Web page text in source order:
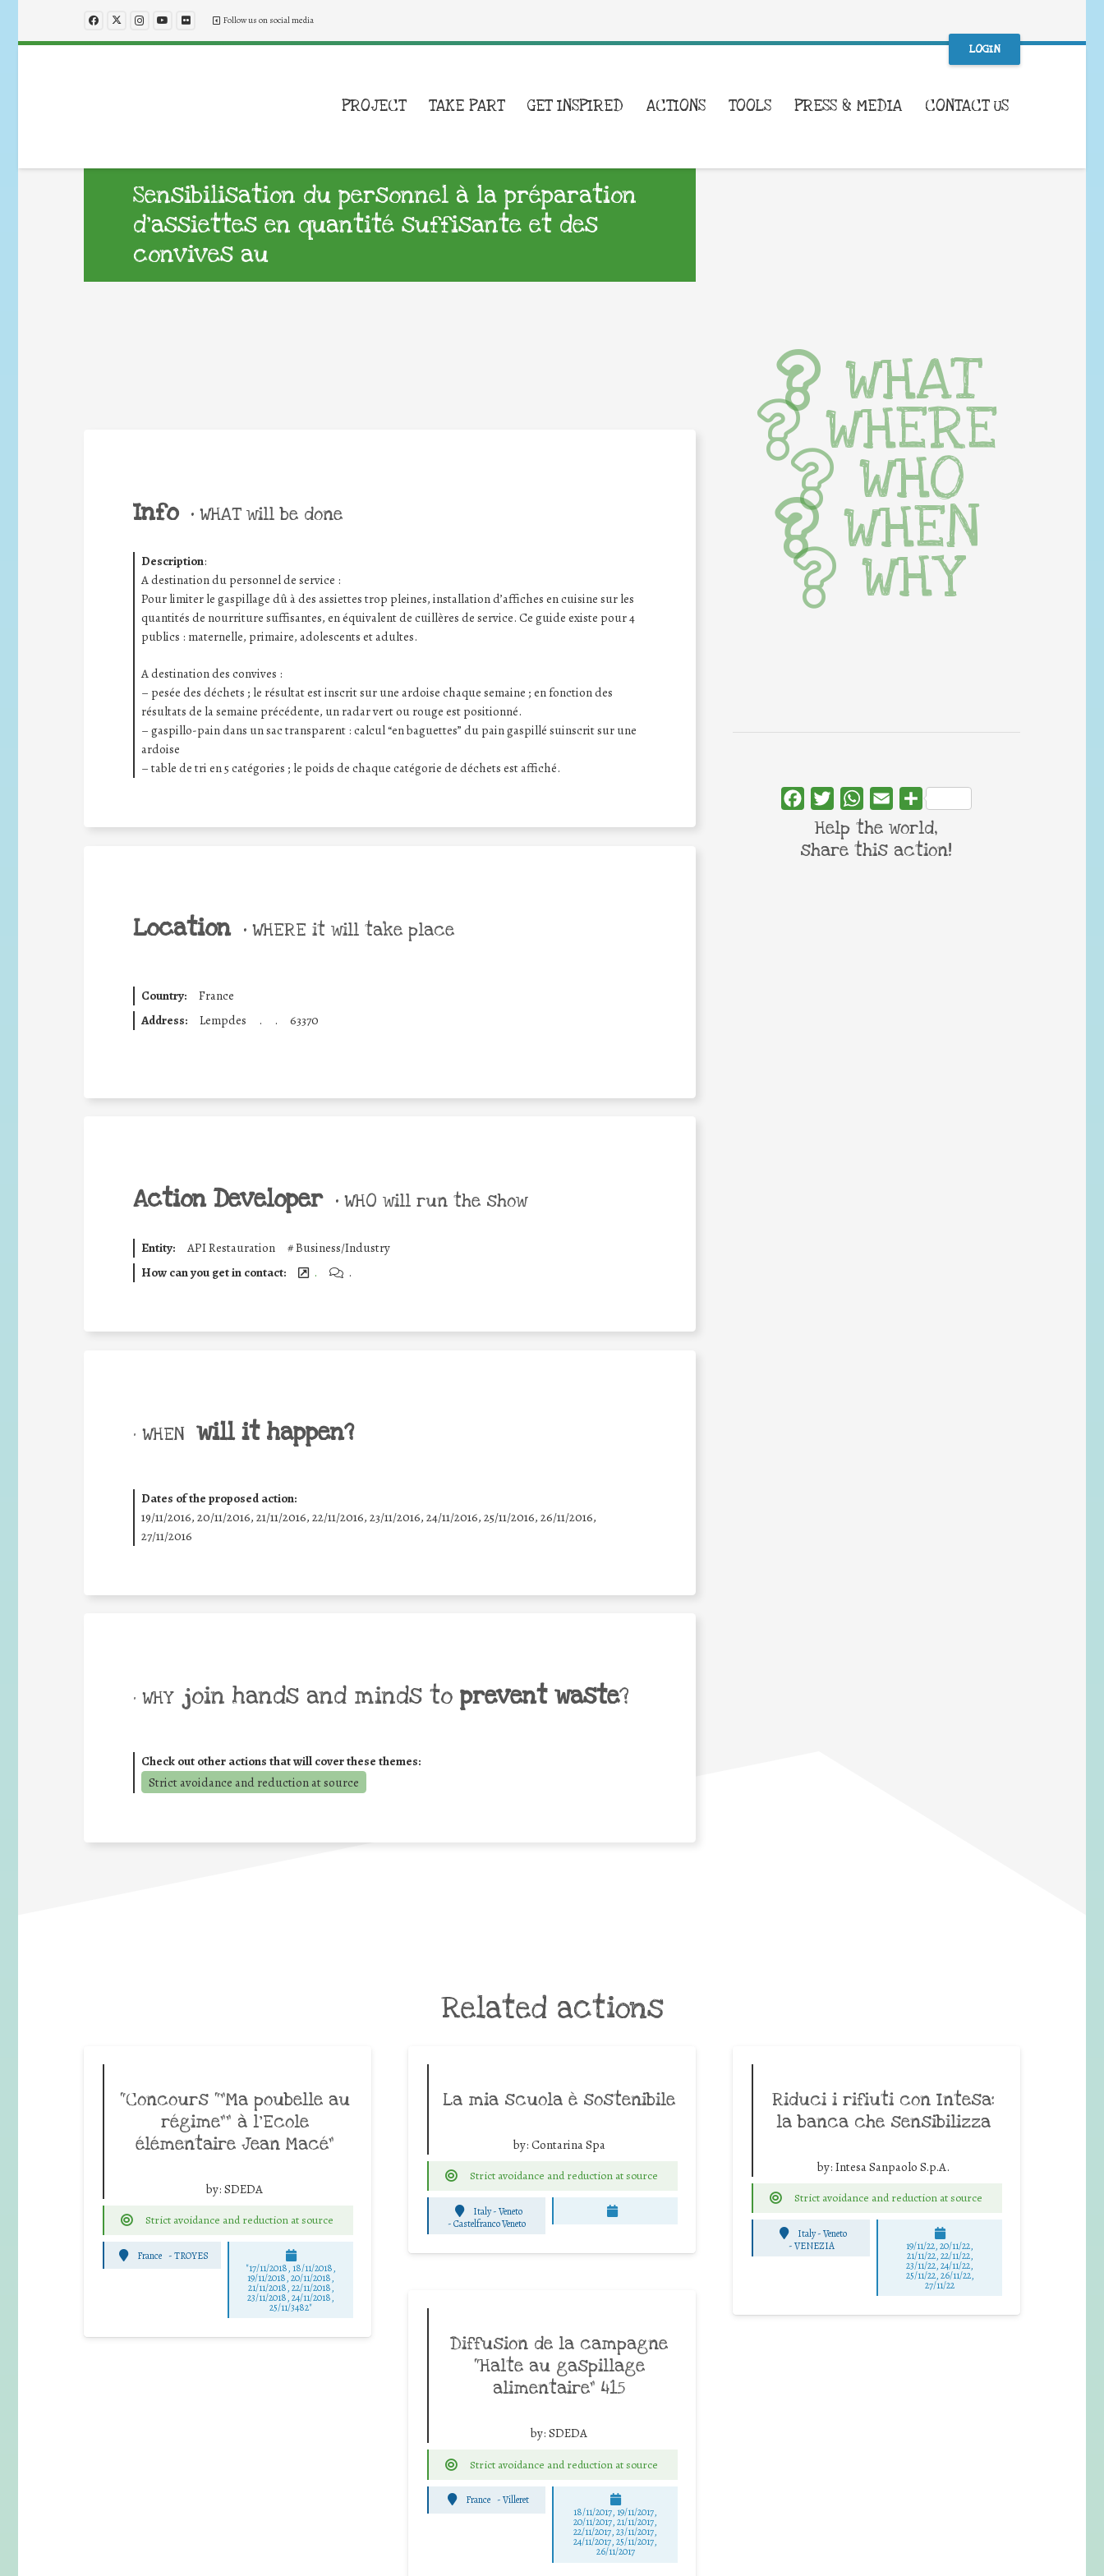
Follow us on social media
LOGIN
PROJECT TAKE PART GET INSPIRED ACTIONS TOOLS PRESS & MEDIA CONTACT US
Sensibilisation du personnel à la préparation
d’assiettes en quantité suffisante et des
convives au
Info • WHAT will be done
Description:
A destination du personnel de service :
Pour limiter le gaspillage dû à des assiettes trop pleines, installation d’affiches en cuisine sur les
quantités de nourriture suffisantes, en équivalent de cuillères de service. Ce guide existe pour 4
publics : maternelle, primaire, adolescents et adultes.
A destination des convives :
– pesée des déchets ; le résultat est inscrit sur une ardoise chaque semaine ; en fonction des
résultats de la semaine précédente, un radar vert ou rouge est positionné.
– gaspillo-pain dans un sac transparent : calcul “en baguettes” du pain gaspillé suinscrit sur une
ardoise
– table de tri en 5 catégories ; le poids de chaque catégorie de déchets est affiché.
Location • WHERE it will take place
Country:
France
Address:
Lempdes . . 63370
Action Developer • WHO will run the show
Entity: API Restauration #Business/Industry
How can you get in contact:
. .
• WHEN will it happen?
Dates of the proposed action:
19/11/2016, 20/11/2016, 21/11/2016, 22/11/2016, 23/11/2016, 24/11/2016, 25/11/2016, 26/11/2016,
27/11/2016
• WHY join hands and minds to prevent waste?
Check out other actions that will cover these themes:
Strict avoidance and reduction at source
WHAT
WHERE
WHO
WHEN
WHY
FacebookTwitterWhatsApp
Email Share
Help the world,
share this action!
Related actions
“Concours “”Ma poubelle au
régime”” à l’Ecole
élémentaire Jean Macé”
by: SDEDA
Strict avoidance and reduction at source
France -TROYES
"17/11/2018, 18/11/2018,
19/11/2018, 20/11/2018,
21/11/2018, 22/11/2018,
23/11/2018, 24/11/2018,
25/11/3482"
La mia scuola è sostenibile
by: Contarina Spa
Strict avoidance and reduction at source
Italy - Veneto
-Castelfranco Veneto
Riduci i rifiuti con Intesa:
la banca che sensibilizza
by: Intesa Sanpaolo S.p.A.
Strict avoidance and reduction at source
Italy - Veneto
-VENEZIA 19/11/22, 20/11/22,
21/11/22, 22/11/22,
23/11/22, 24/11/22,
25/11/22, 26/11/22,
27/11/22
Diffusion de la campagne
“Halte au gaspillage
alimentaire” 415
by: SDEDA
Strict avoidance and reduction at source
France -Villeret
18/11/2017, 19/11/2017,
20/11/2017, 21/11/2017,
22/11/2017, 23/11/2017,
24/11/2017, 25/11/2017,
26/11/2017